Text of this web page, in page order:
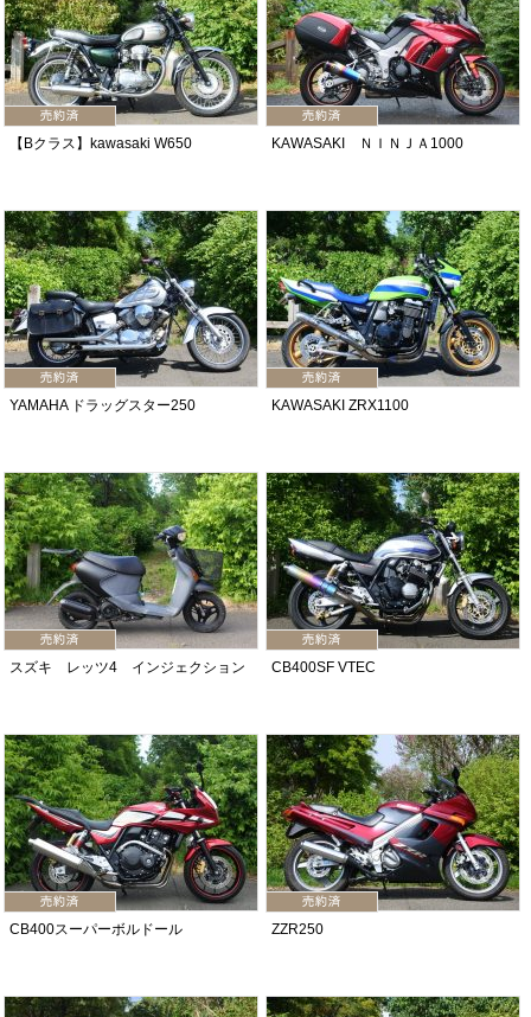
【Bクラス】kawasaki W650 KAWASAKI ＮＩＮＪＡ1000
YAMAHA ドラッグスター250 KAWASAKI ZRX1100
スズキ レッツ4 インジェクション CB400SF VTEC
CB400スーパーボルドール ZZR250